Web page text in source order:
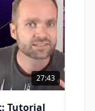
seo-
➡
cookie-
Rahmen
27:43
Tutorial